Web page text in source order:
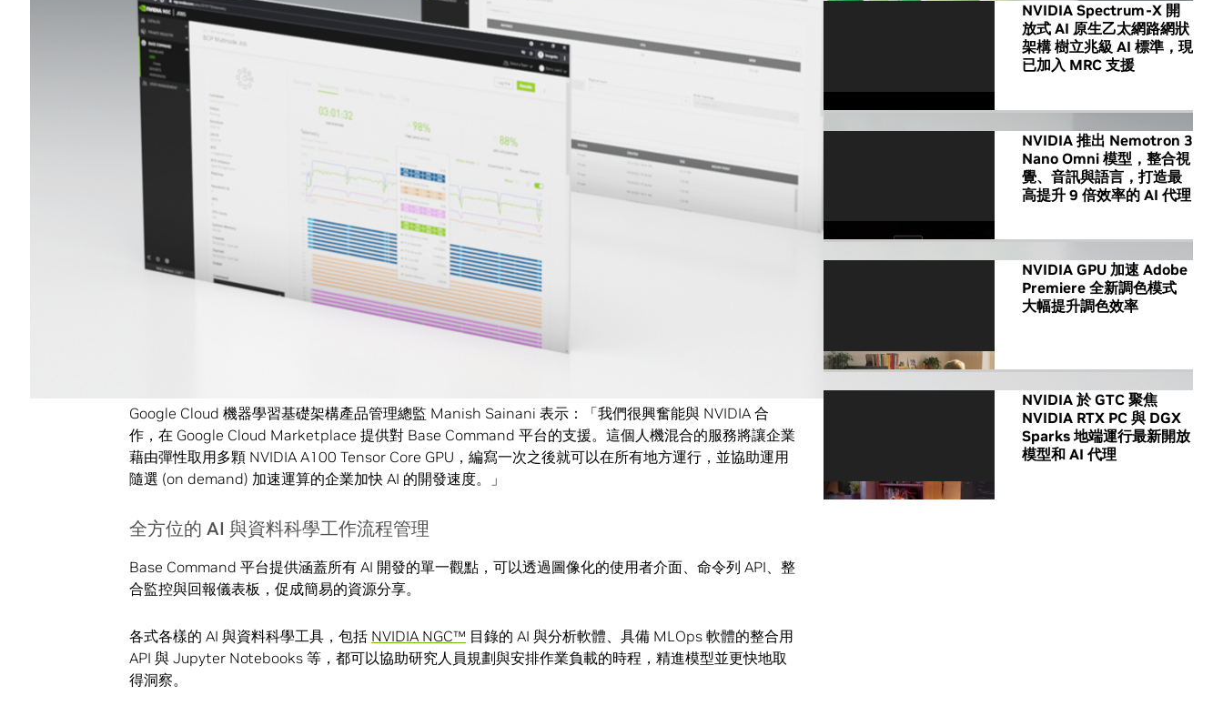
NVIDIA 與 NetApp 攜手推出 Base Command 平台的 Premium 每月訂閱服務。結合 NetApp 解決方案
的 Base Command 平台，將能讓用戶取用打破效能紀錄的
NVIDIA DGX SuperPOD™ AI 超級電腦與
NetApp 的資料管理功能。
Google Cloud 計劃今年稍晚在其 Marketplace 中加入對 Base Command 平台的支援，提供客戶真正的
人機混合 AI體驗。
NVIDIA 企業運算部門負責人 Manuvir Das 表示：「世界級的 AI 開發工作需要強大的運算基礎架構，把
AI 導入每一家公司與他們客戶的組織當中，讓這些資源易於取用是必要的。NVIDIA Base Command 平
台以雲端代管解決方案的方式進行部署，同時具備 NVIDIA 的加速運算，可以降低管理 AI 工作流程的複
雜度，這讓資料科學家與研究人員可以花更多時間開發 AI 專案，花更少時間在管理機器。」
NetApp 混合雲事業群執行副總裁 Brad Anderson 表示：「多數企業目前都視 AI 為數位轉型成功與否的
關鍵，但也同時面對部署並在組織內整合 AI 的挑戰。結合 NetApp 解決方案的 Base Command 平台與
全新的訂閱服務，讓客戶實際操作與運行 AI 變得更為簡便，同時簡化工作流程管理，並提供無與倫比的
Google Cloud 機器學習基礎架構產品管理總監 Manish Sainani 表示：「我們很興奮能與 NVIDIA 合
作，在 Google Cloud Marketplace 提供對 Base Command 平台的支援。這個人機混合的服務將讓企業
藉由彈性取用多顆 NVIDIA A100 Tensor Core GPU，編寫一次之後就可以在所有地方運行，並協助運用
隨選 (on demand) 加速運算的企業加快 AI 的開發速度。」
全方位的 AI 與資料科學工作流程管理
Base Command 平台提供涵蓋所有 AI 開發的單一觀點，可以透過圖像化的使用者介面、命令列 API、整
合監控與回報儀表板，促成簡易的資源分享。
各式各樣的 AI 與資料科學工具，包括 NVIDIA NGC™ 目錄的 AI 與分析軟體、具備 MLOps 軟體的整合用
API 與 Jupyter Notebooks 等，都可以協助研究人員規劃與安排作業負載的時程，精進模型並更快地取
得洞察。
NVIDIA Spectrum-X 開
放式 AI 原生乙太網路網狀
架構 樹立兆級 AI 標準，現
已加入 MRC 支援
NVIDIA 推出 Nemotron 3
Nano Omni 模型，整合視
覺、音訊與語言，打造最
高提升 9 倍效率的 AI 代理
NVIDIA GPU 加速 Adobe
Premiere 全新調色模式
大幅提升調色效率
NVIDIA 於 GTC 聚焦
NVIDIA RTX PC 與 DGX
Sparks 地端運行最新開放
模型和 AI 代理